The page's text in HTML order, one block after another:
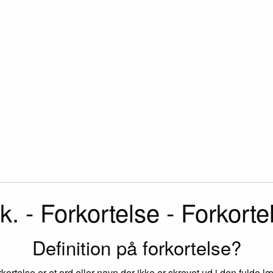
- Forkortelse -
Definition på forkortelse?